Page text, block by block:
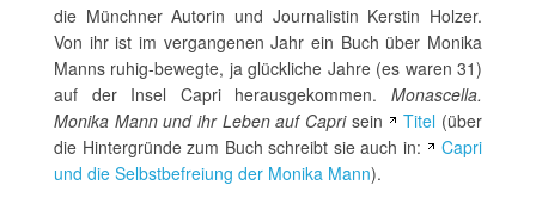
die Münchner Autorin und Journalistin Kerstin Holzer.
Von ihr ist im vergangenen Jahr ein Buch über Monika
Manns ruhig-bewegte, ja glückliche Jahre (es waren 31)
auf der Insel Capri herausgekommen. Monascella.
Monika Mann und ihr Leben auf Caprisein Titel (über
die Hintergründe zum Buch schreibt sie auch in:
Capri
und die Selbstbefreiung der Monika Mann).